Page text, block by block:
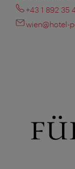
+43 1 892 35
wien@hotel-